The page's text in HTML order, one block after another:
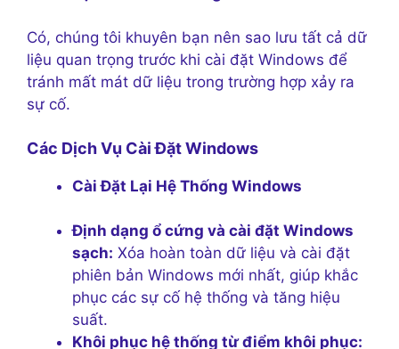
Có, chúng tôi khuyên bạn nên sao lưu tất cả dữ
liệu quan trọng trước khi cài đặt Windows để
tránh mất mát dữ liệu trong trường hợp xảy ra
sự cố.
Các Dịch Vụ Cài Đặt Windows
Cài Đặt Lại Hệ Thống Windows
Định dạng ổ cứng và cài đặt Windows
sạch: Xóa hoàn toàn dữ liệu và cài đặt
phiên bản Windows mới nhất, giúp khắc
phục các sự cố hệ thống và tăng hiệu
suất.
Khôi phục hệ thống từ điểm khôi phục: